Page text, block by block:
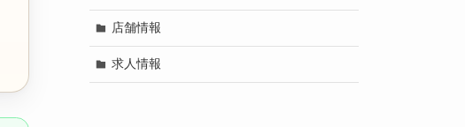
店舗情報
求人情報